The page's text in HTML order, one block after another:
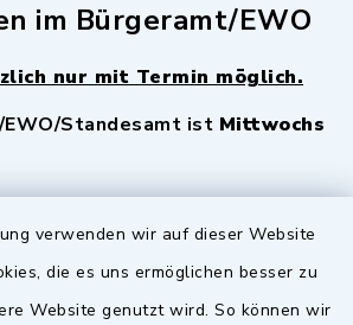
verwenden wir auf dieser Website
die es uns ermöglichen besser zu
Website genutzt wird. So können wir
im Bürgeramt/EWO
nur mit Termin möglich.
Standesamt ist Mittwochs